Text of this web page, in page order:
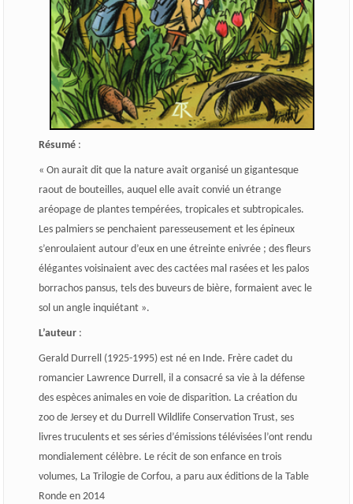
Résumé:
« On aurait dit que la nature avait organisé un gigantesque
raout de bouteilles, auquel elle avait convié un étrange
aréopage de plantes tempérées, tropicales et subtropicales.
Les palmiers se penchaient paresseusement et les épineux
s’enroulaient autour d’eux en une étreinte enivrée ; des fleurs
élégantes voisinaient avec des cactées mal rasées et les palos
borrachos pansus, tels des buveurs de bière, formaient avec le
sol un angle inquiétant ».
L’auteur:
Gerald Durrell (1925-1995) est né en Inde. Frère cadet du
romancier Lawrence Durrell, il a consacré sa vie à la défense
des espèces animales en voie de disparition. La création du
zoo de Jersey et du Durrell Wildlife Conservation Trust, ses
livres truculents et ses séries d’émissions télévisées l’ont rendu
mondialement célèbre. Le récit de son enfance en trois
volumes, La Trilogie de Corfou, a paru aux éditions de la Table
Ronde en 2014